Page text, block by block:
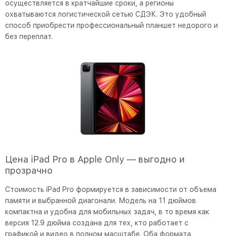
осуществляется в кратчайшие сроки, а регионы
охватываются логистической сетью СДЭК. Это удобный
способ приобрести профессиональный планшет недорого и
без переплат.
Цена iPad Pro в Apple Only — выгодно и
прозрачно
Стоимость iPad Pro формируется в зависимости от объема
памяти и выбранной диагонали. Модель на 11 дюймов
компактна и удобна для мобильных задач, в то время как
версия 12.9 дюйма создана для тех, кто работает с
графикой и видео в полном масштабе. Оба формата